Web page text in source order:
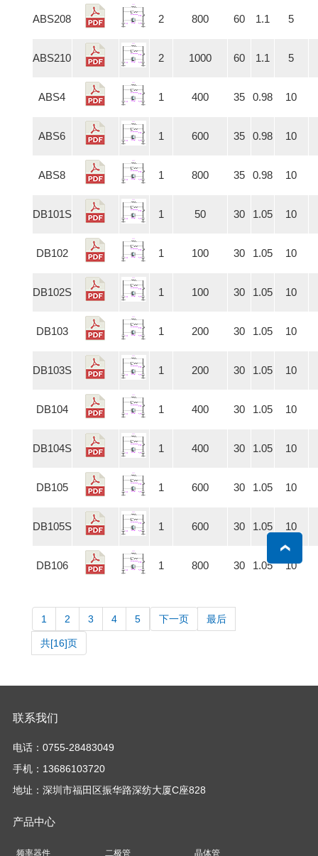
ABS208 2 800 60 1.1 5
ABS210 2 1000 60 1.1 5
ABS4 1 400 35 0.98 10
ABS6 1 600 35 0.98 10
ABS8 1 800 35 0.98 10
DB101S 1 50 30 1.05 10
DB102 1 100 30 1.05 10
DB102S 1 100 30 1.05 10
DB103 1 200 30 1.05 10
DB103S 1 200 30 1.05 10
DB104 1 400 30 1.05 10
DB104S 1 400 30 1.05 10
DB105 1 600 30 1.05 10
DB105S 1 600 30 1.05 10
DB106 1 800 30 1.05 10
1 2 3 4 5 下一页 最后
共[16]页
联系我们
电话：0755-28483049
手机：13686103720
地址：深圳市福田区振华路深纺大厦C座828
产品中心
频率器件 二极管 晶体管